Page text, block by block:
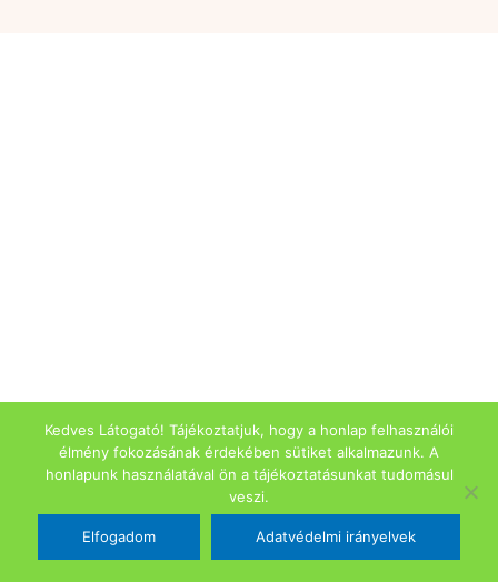
Kedves Látogató! Tájékoztatjuk, hogy a honlap felhasználói
élmény fokozásának érdekében sütiket alkalmazunk. A
honlapunk használatával ön a tájékoztatásunkat tudomásul
veszi.
Elfogadom Adatvédelmi irányelvek